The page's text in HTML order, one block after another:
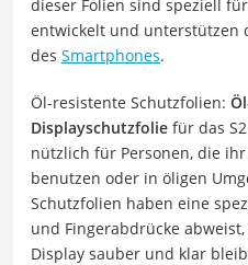
dieser Folien sind speziell
entwickelt und unterstützen
des Smartphones.
Öl-resistente Schutzfolien:
Displayschutzfolie für das
nützlich für Personen, die
benutzen oder in öligen
Schutzfolien haben eine
und Fingerabdrücke
Display sauber und klar